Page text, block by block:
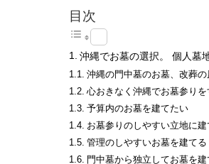
目次
沖縄でお墓の選択。 個人墓
沖縄の門中墓のお墓、改葬の
心おきなく沖縄でお墓参りを
予算内のお墓を建てたい
お墓参りのしやすい立地に建
管理のしやすいお墓を建てる
門中墓から独立してお墓を建